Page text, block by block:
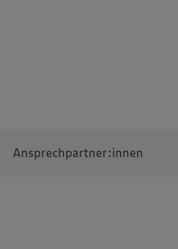
Ansprechpartner:innen